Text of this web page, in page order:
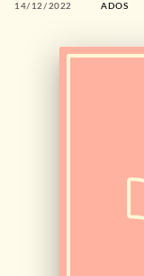
14/12/2022 ADOS